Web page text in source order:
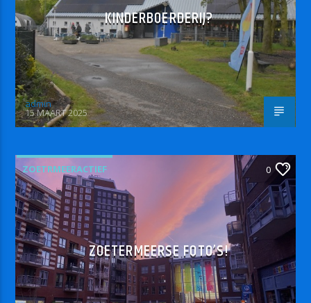
KINDERBOERDERIJ?
admin
15 MAART 2025
ZOETRMEERACTIEF 0
ZOETERMEERSE FOTO’S!